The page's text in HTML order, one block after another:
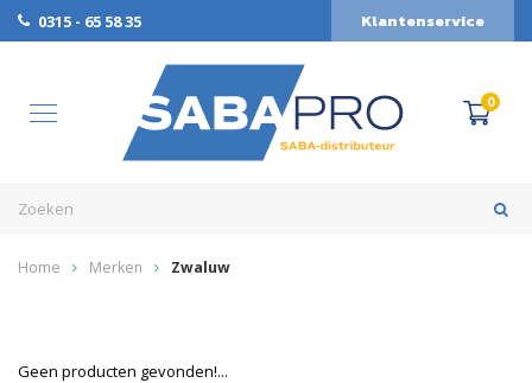
0315 - 65 58 35 Klantenservice
0
Home Merken Zwaluw
Geen producten gevonden!...